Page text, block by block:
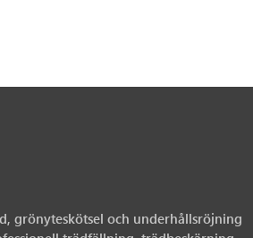
grönyteskötsel och underhållsröjning